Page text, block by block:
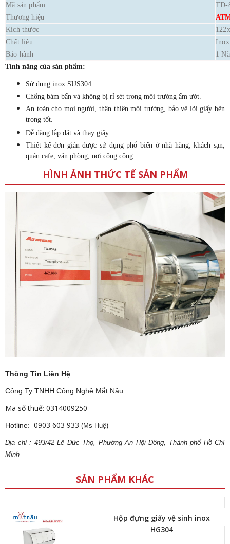
Mã sản phẩm
TD-
Thương hiệu
Kích thước
Chất liệu
Bảo hành
1
Tính năng của sản phẩm:
Sử dụng inox SUS304
Chống bám bẩn và không bị rỉ sét trong môi trường ẩm ướt.
An toàn cho mọi người, thân thiện môi trường, bảo vệ lõi giấy bên
trong tốt.
Dễ dàng lắp đặt và thay giấy.
Thiết kế đơn giản được sử dụng phổ biến ở nhà hàng, khách sạn,
quán cafe, văn phòng, nơi công cộng …
HÌNH ẢNH THỨC TẾ SẢN PHẨM
Thông Tin Liên Hệ
Công Ty TNHH Công Nghệ Mắt Nâu
Mã số thuế: 0314009250
Hotline: 0903 603 933 (Ms Huệ)
Địa chỉ : 493/42 Lê Đức Thọ, Phường An Hội Đông, Thành phố Hồ Chí
Minh
SẢN PHẨM KHÁC
Hộp đựng giấy vệ sinh inox
HG304